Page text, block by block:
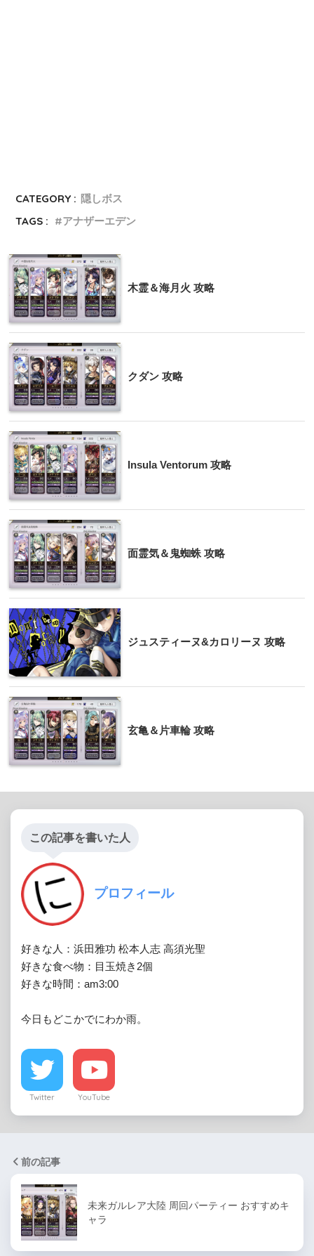
CATEGORY : 隠しボス
TAGS :
アナザーエデン
木霊＆海月火 攻略
クダン 攻略
Insula Ventorum 攻略
面霊気＆鬼蜘蛛 攻略
ジュスティーヌ&カロリーヌ 攻略
玄亀＆片車輪 攻略
この記事を書いた人
プロフィール
好きな人：浜田雅功 松本人志 高須光聖
好きな食べ物：目玉焼き2個
好きな時間：am3:00
今日もどこかでにわか雨。
Twitter YouTube
前の記事
未来ガルレア大陸 周回パーティー おすすめキ
ャラ